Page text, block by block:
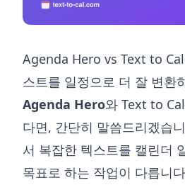
Agenda Hero vs Text to
스트를 일정으로 더 잘 변환
Agenda Hero와 Text to
다면, 간단히 말씀드리겠습
서 복잡한 텍스트를 캘린더
목표로 하는 작업이 다릅니